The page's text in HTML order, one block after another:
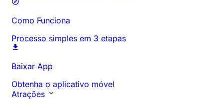
Como Funciona
Processo simples em 3 etapas
Baixar App
Obtenha o aplicativo móvel
Atrações